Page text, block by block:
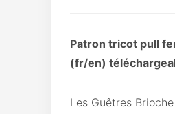
Patron tricot pull
(fr/en)
Les Guêtres